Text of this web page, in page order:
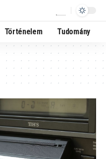
Történelem Tudomány